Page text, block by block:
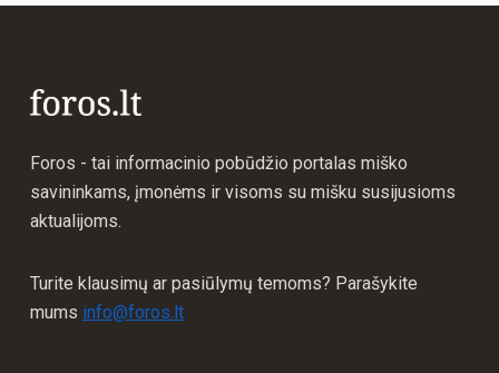
Foros - tai informacinio pobūdžio portalas miško
savininkams, įmonėms ir visoms su mišku susijusioms
aktualijoms.
Turite klausimų ar pasiūlymų temoms? Parašykite
mums info@foros.lt